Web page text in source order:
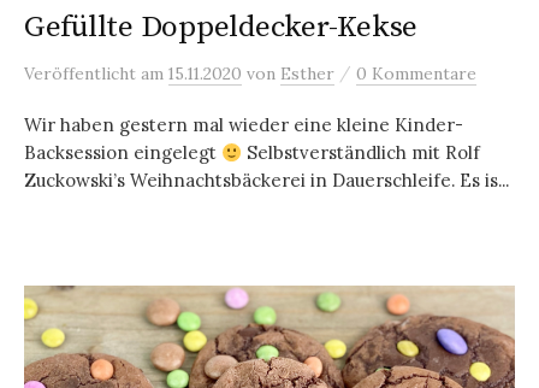
Gefüllte Doppeldecker-Kekse
Veröffentlicht am 15.11.2020 von Esther / 0 Kommentare
Wir haben gestern mal wieder eine kleine Kinder-
Backsession eingelegt
Selbstverständlich mit Rolf
Zuckowski’s Weihnachtsbäckerei in Dauerschleife. Es is...